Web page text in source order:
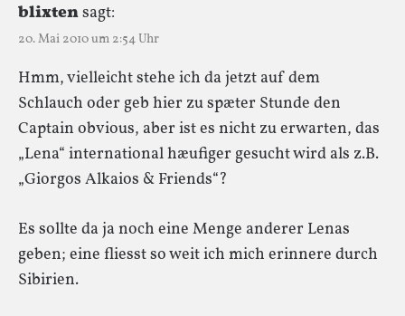
blixtensagt:
20. Mai 2010 um 2:54 Uhr
Hmm, vielleicht stehe ich da jetzt auf dem
Schlauch oder geb hier zu spæter Stunde den
Captain obvious, aber ist es nicht zu erwarten, das
„Lena“ international hæufiger gesucht wird als z.B.
„Giorgos Alkaios & Friends“?
Es sollte da ja noch eine Menge anderer Lenas
geben; eine fliesst so weit ich mich erinnere durch
Sibirien.